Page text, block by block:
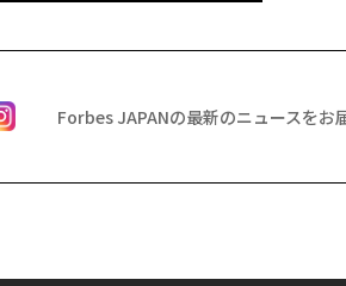
Forbes JAPANの最新のニュースをお